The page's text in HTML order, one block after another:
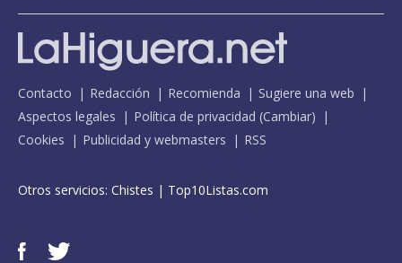
Contacto Redacción Recomienda
Sugiere una web
Aspectos legales
Política de privacidad (Cambiar)
Cookies
Publicidad y webmasters RSS
Otros servicios: Chistes | Top10Listas.com